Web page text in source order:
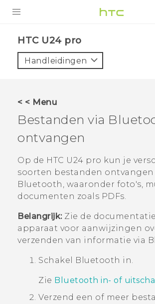
VIVE
AANBIEDINGEN
HTC Club
SUPPORT
HTC-apparaten & -accessoires
VIVERSE
Aanmelden
HTC U24 pro‎
Handleidingen
< < Menu
Bestanden via
ontvangen
Op de HTC U24 pro kun je
soorten bestanden ontvangen
Bluetooth , waaronder foto's,
documenten zoals PDFs.
Belangrijk:Zie de
apparaat voor aanwijzingen
verzenden van informatie via
Schakel Bluetooth in.
Zie Bluetooth in- of
Verzend een of meer